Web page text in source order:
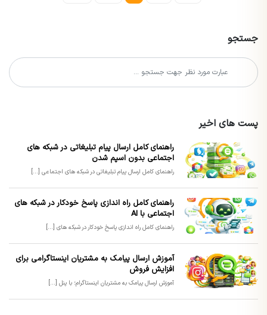
جستجو
پست های اخیر
راهنمای کامل ارسال پیام تبلیغاتی در شبکه های
اجتماعی بدون اسپم شدن
راهنمای کامل ارسال پیام تبلیغاتی در شبکه های اجتماعی [...]
راهنمای کامل راه اندازی پاسخ خودکار در شبکه های
اجتماعی با AI
راهنمای کامل راه اندازی پاسخ خودکار در شبکه های [...]
آموزش ارسال پیامک به مشتریان اینستاگرامی برای
افزایش فروش
آموزش ارسال پیامک به مشتریان اینستاگرام؛ با پنل [...]